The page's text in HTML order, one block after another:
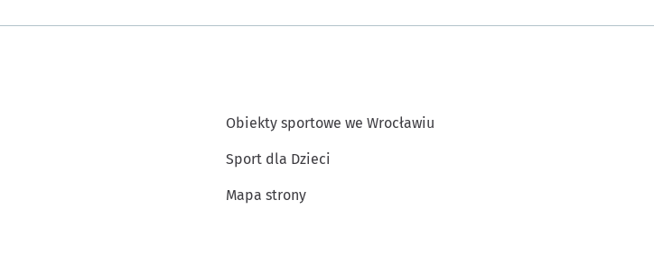
Obiekty sportowe we Wrocławiu
Sport dla Dzieci
Mapa strony